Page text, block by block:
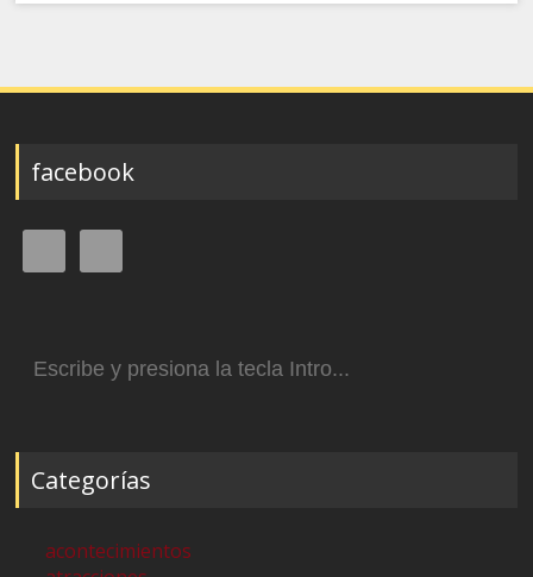
facebook
Categorías
acontecimientos